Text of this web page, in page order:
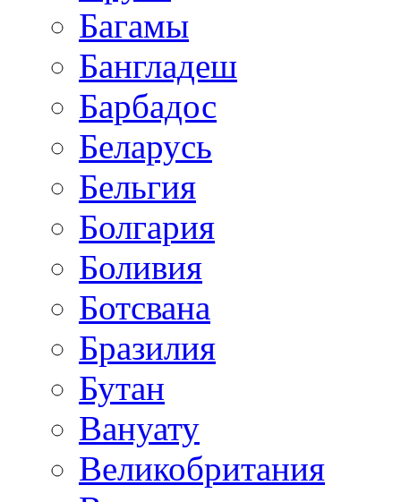
Багамы
Бангладеш
Барбадос
Беларусь
Бельгия
Болгария
Боливия
Ботсвана
Бразилия
Бутан
Вануату
Великобритания